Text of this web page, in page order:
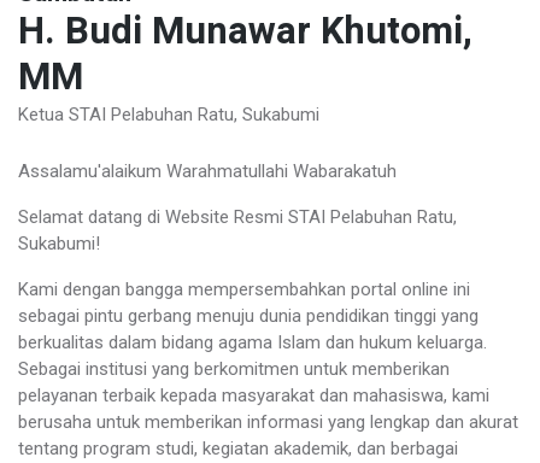
H. Budi Munawar Khutomi,
MM
Ketua STAI Pelabuhan Ratu, Sukabumi
Assalamu'alaikum Warahmatullahi Wabarakatuh
Selamat datang di Website Resmi STAI Pelabuhan Ratu,
Sukabumi!
Kami dengan bangga mempersembahkan portal online ini
sebagai pintu gerbang menuju dunia pendidikan tinggi yang
berkualitas dalam bidang agama Islam dan hukum keluarga.
Sebagai institusi yang berkomitmen untuk memberikan
pelayanan terbaik kepada masyarakat dan mahasiswa, kami
berusaha untuk memberikan informasi yang lengkap dan akurat
tentang program studi, kegiatan akademik, dan berbagai